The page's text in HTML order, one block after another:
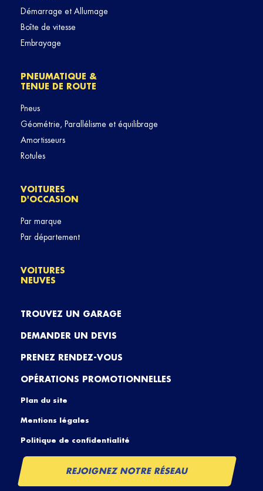
Démarrage et Allumage
Boîte de vitesse
Embrayage
PNEUMATIQUE &
TENUE DE ROUTE
Pneus
Géométrie, Parallélisme et équilibrage
Amortisseurs
Rotules
VOITURES
D'OCCASION
Par marque
Par département
VOITURES
NEUVES
TROUVEZ UN GARAGE
DEMANDER UN DEVIS
PRENEZ RENDEZ-VOUS
OPÉRATIONS PROMOTIONNELLES
Plan du site
Mentions légales
Politique de confidentialité
REJOIGNEZ NOTRE RÉSEAU